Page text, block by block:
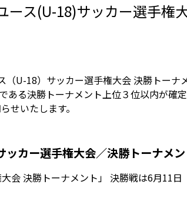
ース(U-18)サッカー選手権
U-18）サッカー選手権大会 決勝トー
る決勝トーナメント上位３位以内が確
せいたします。
カー選手権大会／決勝トーナメン
会 決勝トーナメント」 決勝戦は6月11